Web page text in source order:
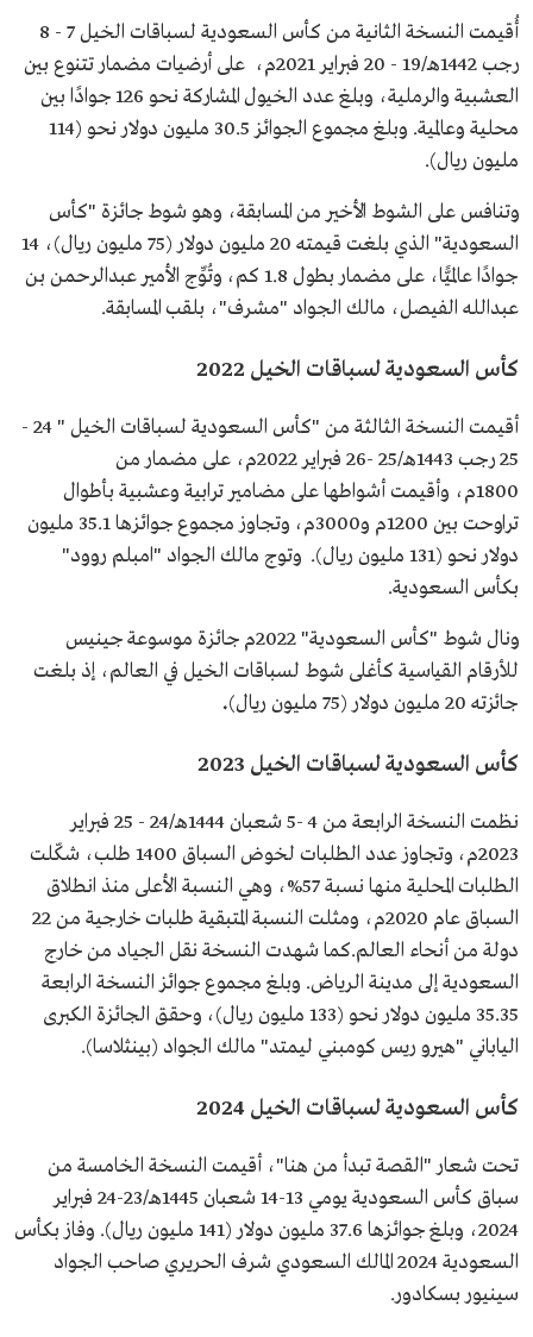
أُقيمت النسخة الثانية من كأس السعودية لسباقات الخيل 7 - 8
رجب 1442هـ/19 - 20 فبراير 2021م، على أرضيات مضمار تتنوع بين
العشبية والرملية، وبلغ عدد الخيول المشاركة نحو 126 جوادًا بين
محلية وعالمية. وبلغ مجموع الجوائز 30.5 مليون دولار نحو (114
مليون ريال).
وتنافس على الشوط الأخير من المسابقة، وهو شوط جائزة "كأس
السعودية" الذي بلغت قيمته 20 مليون دولار (75 مليون ريال)، 14
جوادًا عالميًّا، على مضمار بطول 1.8 كم، وتُوِّج الأمير عبدالرحمن بن
عبدالله الفيصل، مالك الجواد "مشرف"، بلقب المسابقة.
كأس السعودية لسباقات الخيل 2022
أقيمت النسخة الثالثة من "كأس السعودية لسباقات الخيل " 24 -
25 رجب 1443هـ/25 -26 فبراير 2022م، على مضمار من
1800م، وأقيمت أشواطها على مضامير ترابية وعشبية بأطوال
تراوحت بين 1200م و3000م، وتجاوز مجموع جوائزها 35.1 مليون
دولار نحو (131 مليون ريال). وتوج مالك الجواد "امبلم روود"
بكأس السعودية.
ونال شوط "كأس السعودية" 2022م جائزة موسوعة جينيس
للأرقام القياسية كأغلى شوط لسباقات الخيل في العالم، إذ بلغت
جائزته 20 مليون دولار (75 مليون ريال)
.
كأس السعودية لسباقات الخيل 2023
نظمت النسخة الرابعة من 4 -5 شعبان 1444هـ/24 - 25 فبراير
2023م، وتجاوز عدد الطلبات لخوض السباق 1400 طلب، شكّلت
الطلبات المحلية منها نسبة 57%، وهي النسبة الأعلى منذ انطلاق
السباق عام 2020م، ومثلت النسبة المتبقية طلبات خارجية من 22
دولة من أنحاء العالم.كما شهدت النسخة نقل الجياد من خارج
السعودية إلى مدينة الرياض. وبلغ مجموع جوائز النسخة الرابعة
35.35 مليون دولار نحو (133 مليون ريال)، وحقق الجائزة الكبرى
الياباني "هيرو ريس كومبني ليمتد" مالك الجواد (بينثلاسا).
كأس السعودية لسباقات الخيل 2024
تحت شعار "القصة تبدأ من هنا"، أقيمت النسخة الخامسة من
سباق كأس السعودية يومي 13-14 شعبان 1445هـ/23-24 فبراير
2024، وبلغ جوائزها 37.6 مليون دولار (141 مليون ريال). وفاز بكأس
السعودية 2024 المالك السعودي شرف الحريري صاحب الجواد
سينيور بسكادور.